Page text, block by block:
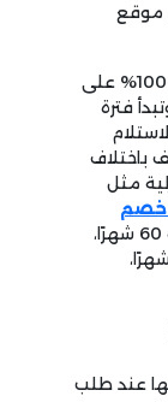
موقع
فإن الموقع يقدم ضمانات معتمدة 100% على
فترة
باختلاف
مثل
خصم
يسري عليها ضمان مدته 60 شهرًا،
يسري عليها ضمان 24 شهرًا،
عند طلب